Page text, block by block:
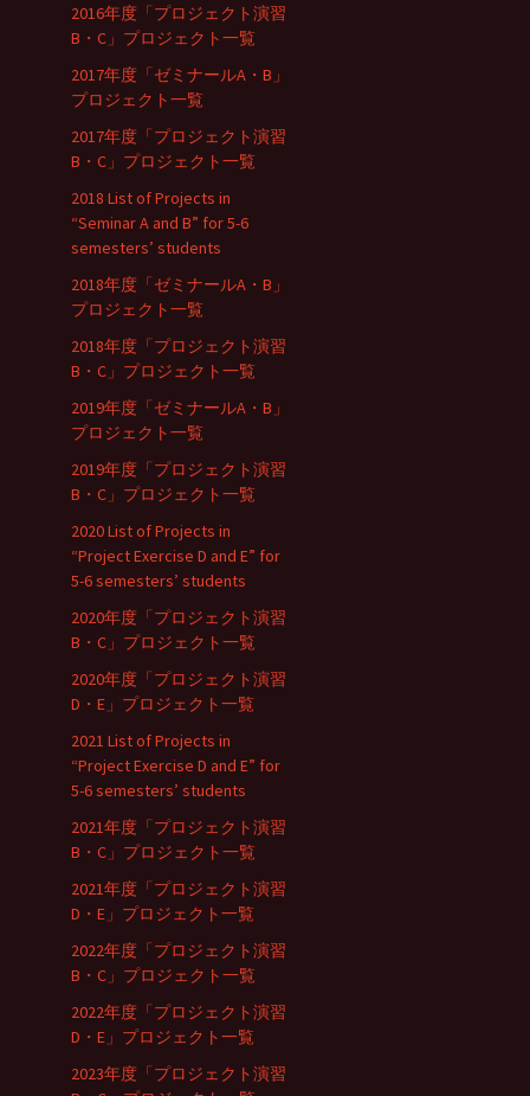
2016年度「プロジェクト演習
B・C」プロジェクト一覧
2017年度「ゼミナールA・B」
プロジェクト一覧
2017年度「プロジェクト演習
B・C」プロジェクト一覧
2018 List of Projects in
“Seminar A and B” for 5-6
semesters’ students
2018年度「ゼミナールA・B」
プロジェクト一覧
2018年度「プロジェクト演習
B・C」プロジェクト一覧
2019年度「ゼミナールA・B」
プロジェクト一覧
2019年度「プロジェクト演習
B・C」プロジェクト一覧
2020 List of Projects in
“Project Exercise D and E” for
5-6 semesters’ students
2020年度「プロジェクト演習
B・C」プロジェクト一覧
2020年度「プロジェクト演習
D・E」プロジェクト一覧
2021 List of Projects in
“Project Exercise D and E” for
5-6 semesters’ students
2021年度「プロジェクト演習
B・C」プロジェクト一覧
2021年度「プロジェクト演習
D・E」プロジェクト一覧
2022年度「プロジェクト演習
B・C」プロジェクト一覧
2022年度「プロジェクト演習
D・E」プロジェクト一覧
2023年度「プロジェクト演習